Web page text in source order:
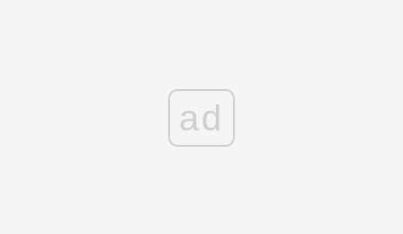
ad